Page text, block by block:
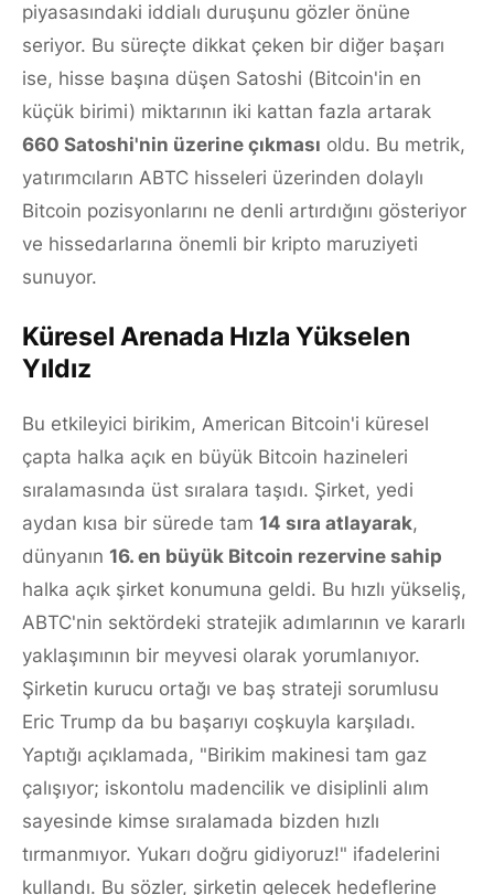
piyasasındaki iddialı duruşunu gözler önüne
seriyor. Bu süreçte dikkat çeken bir diğer başarı
ise, hisse başına düşen Satoshi (Bitcoin'in en
küçük birimi) miktarının iki kattan fazla artarak
660 Satoshi'nin üzerine çıkması oldu. Bu metrik,
yatırımcıların ABTC hisseleri üzerinden dolaylı
Bitcoin pozisyonlarını ne denli artırdığını gösteriyor
ve hissedarlarına önemli bir kripto maruziyeti
sunuyor.
Küresel Arenada Hızla Yükselen
Yıldız
Bu etkileyici birikim, American Bitcoin'i küresel
çapta halka açık en büyük Bitcoin hazineleri
sıralamasında üst sıralara taşıdı. Şirket, yedi
aydan kısa bir sürede tam 14 sıra atlayarak,
dünyanın 16. en büyük Bitcoin rezervine sahip
halka açık şirket konumuna geldi. Bu hızlı yükseliş,
ABTC'nin sektördeki stratejik adımlarının ve kararlı
yaklaşımının bir meyvesi olarak yorumlanıyor.
Şirketin kurucu ortağı ve baş strateji sorumlusu
Eric Trump da bu başarıyı coşkuyla karşıladı.
Yaptığı açıklamada, "Birikim makinesi tam gaz
çalışıyor; iskontolu madencilik ve disiplinli alım
sayesinde kimse sıralamada bizden hızlı
tırmanmıyor. Yukarı doğru gidiyoruz!" ifadelerini
kullandı. Bu sözler, şirketin gelecek hedeflerine